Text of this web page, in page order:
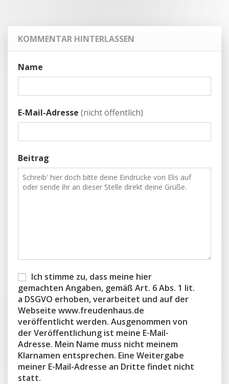
KOMMENTAR HINTERLASSEN
Name
E-Mail-Adresse (nicht öffentlich)
Beitrag
Ich stimme zu, dass meine hier
gemachten Angaben, gemäß Art. 6 Abs. 1 lit.
a DSGVO erhoben, verarbeitet und auf der
Webseite www.freudenhaus.de
veröffentlicht werden. Ausgenommen von
der Veröffentlichung ist meine E-Mail-
Adresse. Mein Name muss nicht meinem
Klarnamen entsprechen. Eine Weitergabe
meiner E-Mail-Adresse an Dritte findet nicht
statt.